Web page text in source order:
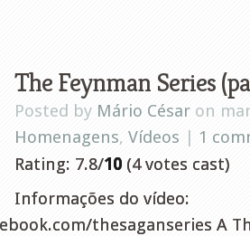
The Feynman Series
Posted by Mário César on
Homenagens, Vídeos | 1
Rating: 7.8/10 (4 votes cast)
Informações do vídeo:
thesaganseries A